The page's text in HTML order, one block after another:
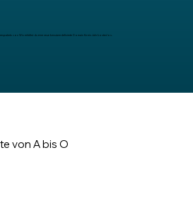
von Wix erhältst du eine neue benutzerdefinierte Domain für ein Jahr kostenlos.
von A bis O